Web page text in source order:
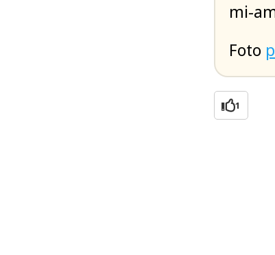
mi-
Foto
1